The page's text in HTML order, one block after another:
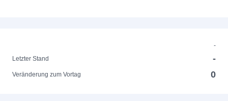
-
Letzter Stand
-
Veränderung zum Vortag 0